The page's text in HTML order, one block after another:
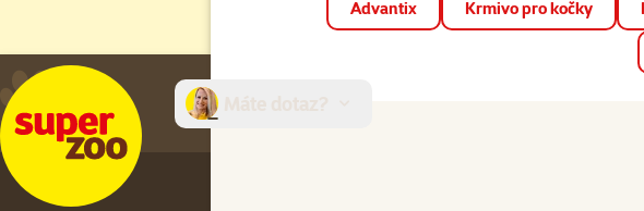
📱 Stáhněte
Advantix Krmivo pro kočky